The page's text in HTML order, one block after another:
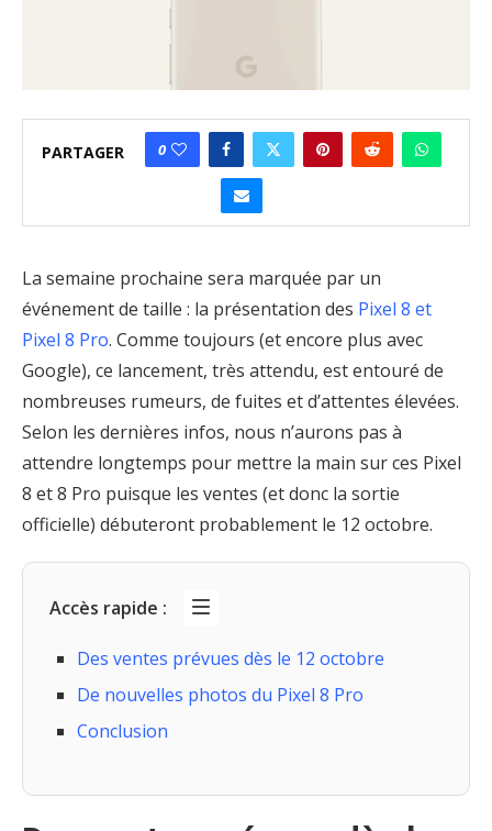
PARTAGER 0
La semaine prochaine sera marquée par un
événement de taille : la présentation des Pixel 8 et
Pixel 8 Pro. Comme toujours (et encore plus avec
Google), ce lancement, très attendu, est entouré de
nombreuses rumeurs, de fuites et d’attentes élevées.
Selon les dernières infos, nous n’aurons pas à
attendre longtemps pour mettre la main sur ces Pixel
8 et 8 Pro puisque les ventes (et donc la sortie
officielle) débuteront probablement le 12 octobre.
Accès rapide :
Des ventes prévues dès le 12 octobre
De nouvelles photos du Pixel 8 Pro
Conclusion